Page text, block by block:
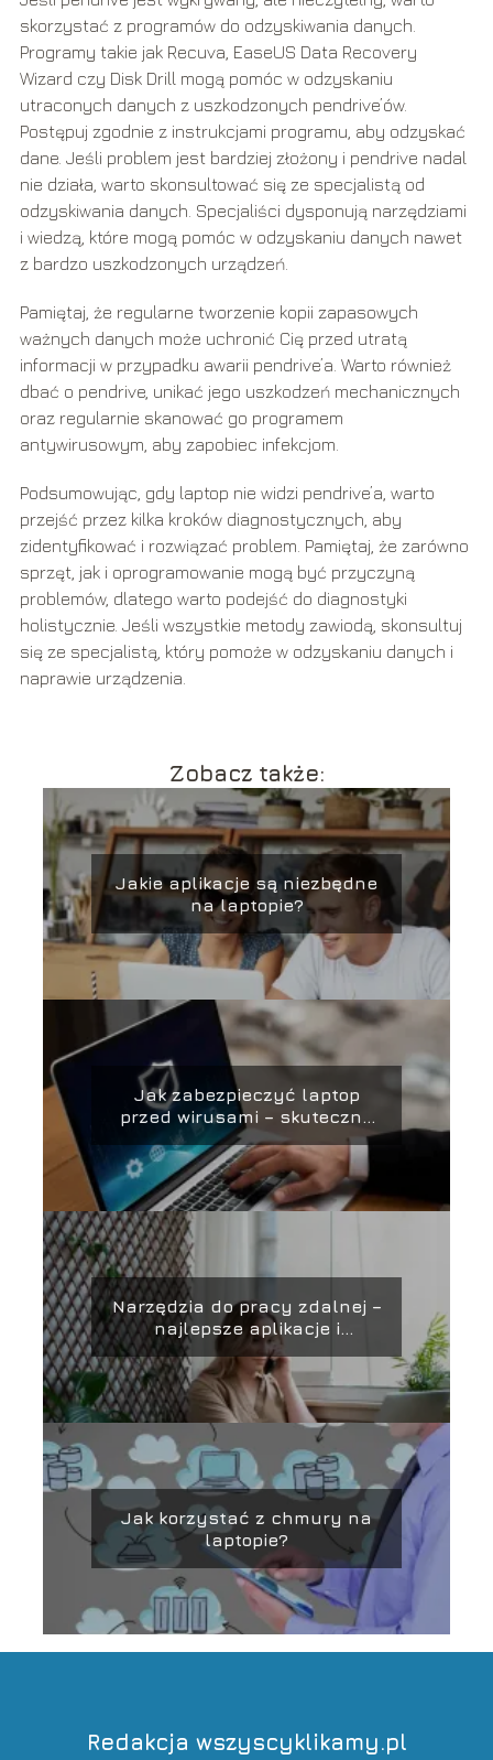
skorzystać z programów do odzyskiwania danych.
Programy takie jak Recuva, EaseUS Data Recovery
Wizard czy Disk Drill mogą pomóc w odzyskaniu
utraconych danych z uszkodzonych pendrive’ów.
Postępuj zgodnie z instrukcjami programu, aby odzyskać
dane. Jeśli problem jest bardziej złożony i pendrive nadal
nie działa, warto skonsultować się ze specjalistą od
odzyskiwania danych. Specjaliści dysponują narzędziami
i wiedzą, które mogą pomóc w odzyskaniu danych nawet
z bardzo uszkodzonych urządzeń.
Pamiętaj, że regularne tworzenie kopii zapasowych
ważnych danych może uchronić Cię przed utratą
informacji w przypadku awarii pendrive’a. Warto również
dbać o pendrive, unikać jego uszkodzeń mechanicznych
oraz regularnie skanować go programem
antywirusowym, aby zapobiec infekcjom.
Podsumowując, gdy laptop nie widzi pendrive’a, warto
przejść przez kilka kroków diagnostycznych, aby
zidentyfikować i rozwiązać problem. Pamiętaj, że zarówno
sprzęt, jak i oprogramowanie mogą być przyczyną
problemów, dlatego warto podejść do diagnostyki
holistycznie. Jeśli wszystkie metody zawiodą, skonsultuj
się ze specjalistą, który pomoże w odzyskaniu danych i
naprawie urządzenia.
Zobacz także:
Jakie aplikacje są niezbędne
na laptopie?
Jak zabezpieczyć laptop
przed wirusami – skuteczne
metody ochrony i
zabezpieczania danych
Narzędzia do pracy zdalnej –
najlepsze aplikacje i
platformy
Jak korzystać z chmury na
laptopie?
Redakcja wszyscyklikamy.pl